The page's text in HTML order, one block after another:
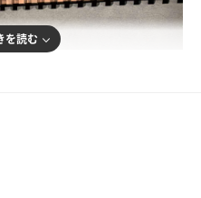
ル、りんごジュース
を読む